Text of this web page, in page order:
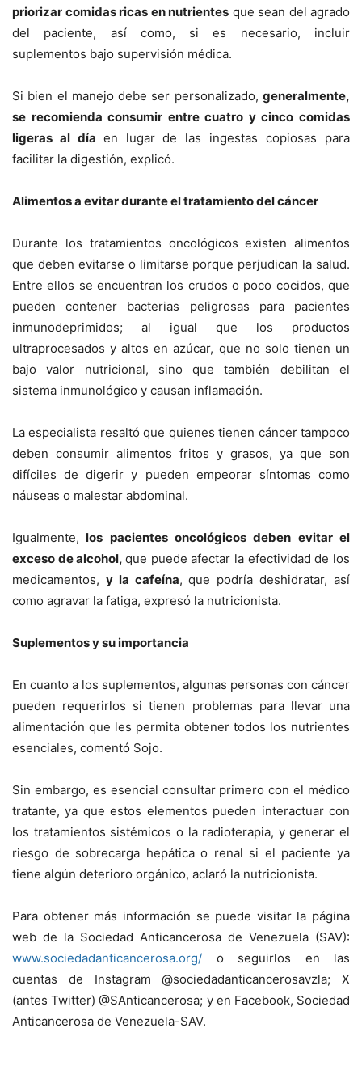
priorizar comidas ricas en nutrientes que sean del agrado
del paciente, así como, si es necesario, incluir
suplementos bajo supervisión médica.
Si bien el manejo debe ser personalizado, generalmente,
se recomienda consumir entre cuatro y cinco comidas
ligeras al día en lugar de las ingestas copiosas para
facilitar la digestión, explicó.
Alimentos a evitar durante el tratamiento del cáncer
Durante los tratamientos oncológicos existen alimentos
que deben evitarse o limitarse porque perjudican la salud.
Entre ellos se encuentran los crudos o poco cocidos, que
pueden contener bacterias peligrosas para pacientes
inmunodeprimidos; al igual que los productos
ultraprocesados y altos en azúcar, que no solo tienen un
bajo valor nutricional, sino que también debilitan el
sistema inmunológico y causan inflamación.
La especialista resaltó que quienes tienen cáncer tampoco
deben consumir alimentos fritos y grasos, ya que son
difíciles de digerir y pueden empeorar síntomas como
náuseas o malestar abdominal.
Igualmente, los pacientes oncológicos deben evitar el
exceso de alcohol, que puede afectar la efectividad de los
medicamentos, y la cafeína, que podría deshidratar, así
como agravar la fatiga, expresó la nutricionista.
Suplementos y su importancia
En cuanto a los suplementos, algunas personas con cáncer
pueden requerirlos si tienen problemas para llevar una
alimentación que les permita obtener todos los nutrientes
esenciales, comentó Sojo.
Sin embargo, es esencial consultar primero con el médico
tratante, ya que estos elementos pueden interactuar con
los tratamientos sistémicos o la radioterapia, y generar el
riesgo de sobrecarga hepática o renal si el paciente ya
tiene algún deterioro orgánico, aclaró la nutricionista.
Para obtener más información se puede visitar la página
web de la Sociedad Anticancerosa de Venezuela (SAV):
www.sociedadanticancerosa.org/ o seguirlos en las
cuentas de Instagram @sociedadanticancerosavzla; X
(antes Twitter) @SAnticancerosa; y en Facebook, Sociedad
Anticancerosa de Venezuela-SAV.